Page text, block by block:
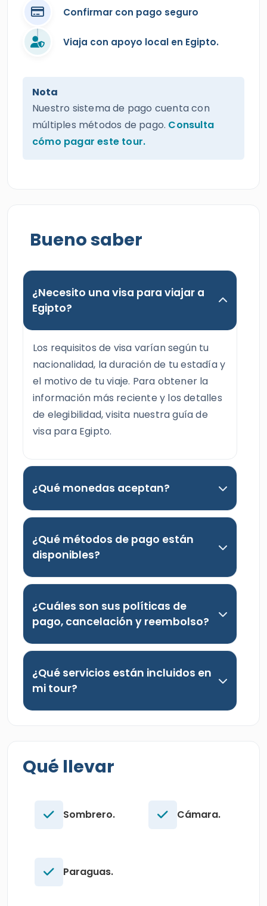
Confirmar con pago seguro
Viaja con apoyo local en Egipto.
Nota
Nuestro sistema de pago cuenta con
múltiples métodos de pago. Consulta
cómo pagar este tour.
Bueno saber
¿Necesito una visa para viajar a
Egipto?
Los requisitos de visa varían según tu
nacionalidad, la duración de tu estadía y
el motivo de tu viaje. Para obtener la
información más reciente y los detalles
de elegibilidad, visita nuestra guía de
visa para Egipto.
¿Qué monedas aceptan?
¿Qué métodos de pago están
disponibles?
¿Cuáles son sus políticas de
pago, cancelación y reembolso?
¿Qué servicios están incluidos en
mi tour?
Qué llevar
Sombrero. Cámara.
Paraguas.